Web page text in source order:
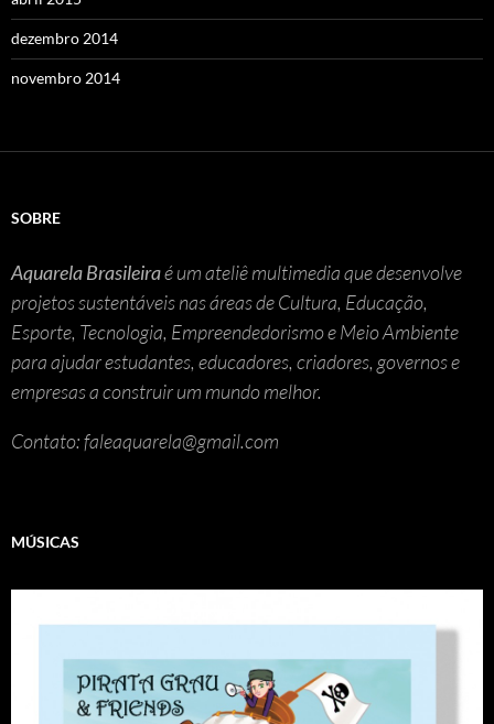
dezembro 2014
novembro 2014
SOBRE
Aquarela Brasileiraé um ateliê multimedia que desenvolve
projetos sustentáveis nas áreas de Cultura, Educação,
Esporte, Tecnologia, Empreendedorismo e Meio Ambiente
para ajudar estudantes, educadores, criadores, governos e
empresas a construir um mundo melhor.
Contato: faleaquarela@gmail.com
MÚSICAS